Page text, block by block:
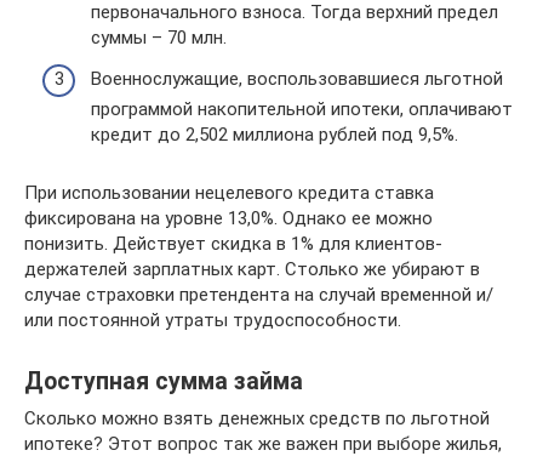
первоначального взноса. Тогда верхний предел
суммы – 70 млн.
Военнослужащие, воспользовавшиеся льготной
программой накопительной ипотеки, оплачивают
кредит до 2,502 миллиона рублей под 9,5%.
При использовании нецелевого кредита ставка
фиксирована на уровне 13,0%. Однако ее можно
понизить. Действует скидка в 1% для клиентов-
держателей зарплатных карт. Столько же убирают в
случае страховки претендента на случай временной и/
или постоянной утраты трудоспособности.
Доступная сумма займа
Сколько можно взять денежных средств по льготной
ипотеке? Этот вопрос так же важен при выборе жилья,